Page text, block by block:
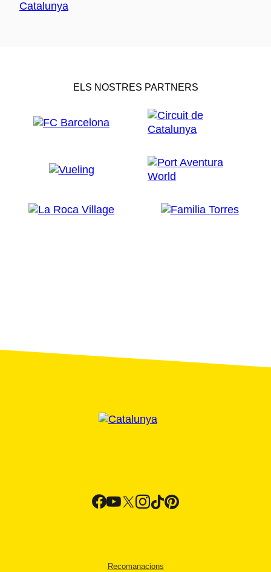
ELS NOSTRES PARTNERS
Recomanacions